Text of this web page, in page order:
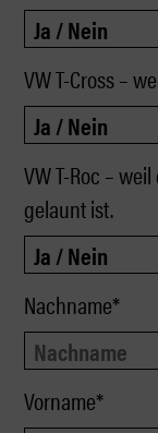
VW T-Cross –
VW T-Roc –
gelaunt ist.
Nachname*
Vorname*